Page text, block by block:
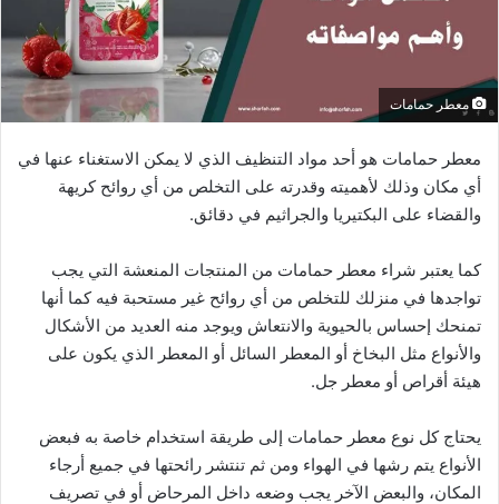
معطر حمامات
معطر حمامات هو أحد مواد التنظيف الذي لا يمكن الاستغناء عنها في
أي مكان وذلك لأهميته وقدرته على التخلص من أي روائح كريهة
والقضاء على البكتيريا والجراثيم في دقائق.
كما يعتبر شراء معطر حمامات من المنتجات المنعشة التي يجب
تواجدها في منزلك للتخلص من أي روائح غير مستحبة فيه كما أنها
تمنحك إحساس بالحيوية والانتعاش ويوجد منه العديد من الأشكال
والأنواع مثل البخاخ أو المعطر السائل أو المعطر الذي يكون على
هيئة أقراص أو معطر جل.
يحتاج كل نوع معطر حمامات إلى طريقة استخدام خاصة به فبعض
الأنواع يتم رشها في الهواء ومن ثم تنتشر رائحتها في جميع أرجاء
المكان، والبعض الآخر يجب وضعه داخل المرحاض أو في تصريف